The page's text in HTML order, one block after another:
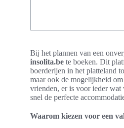
Bij het plannen van een
insolita.be te boeken. Dit
boerderijen in het platteland
maar ook de mogelijkheid
vrienden, er is voor ieder
snel de perfecte
Waarom kiezen voor een